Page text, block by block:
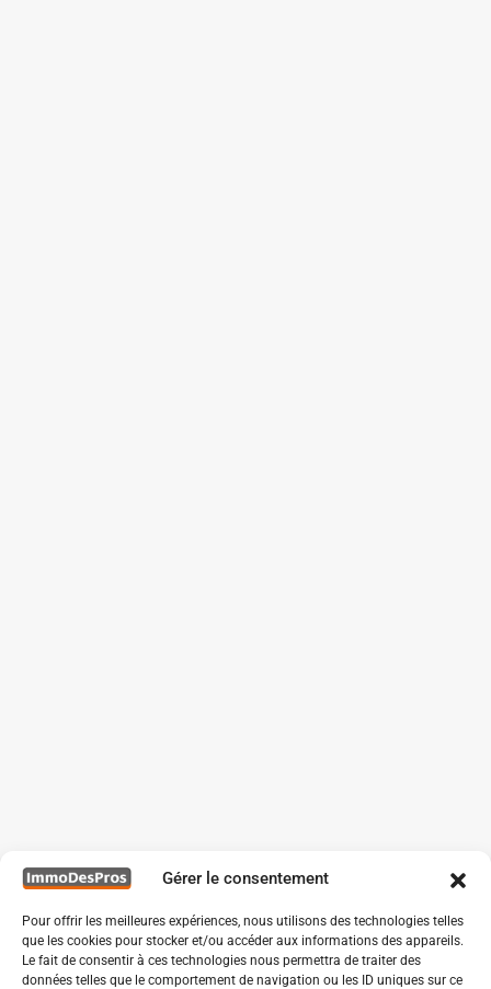
Gérer le consentement
Pour offrir les meilleures expériences, nous utilisons des technologies telles
que les cookies pour stocker et/ou accéder aux informations des appareils.
Le fait de consentir à ces technologies nous permettra de traiter des
données telles que le comportement de navigation ou les ID uniques sur ce